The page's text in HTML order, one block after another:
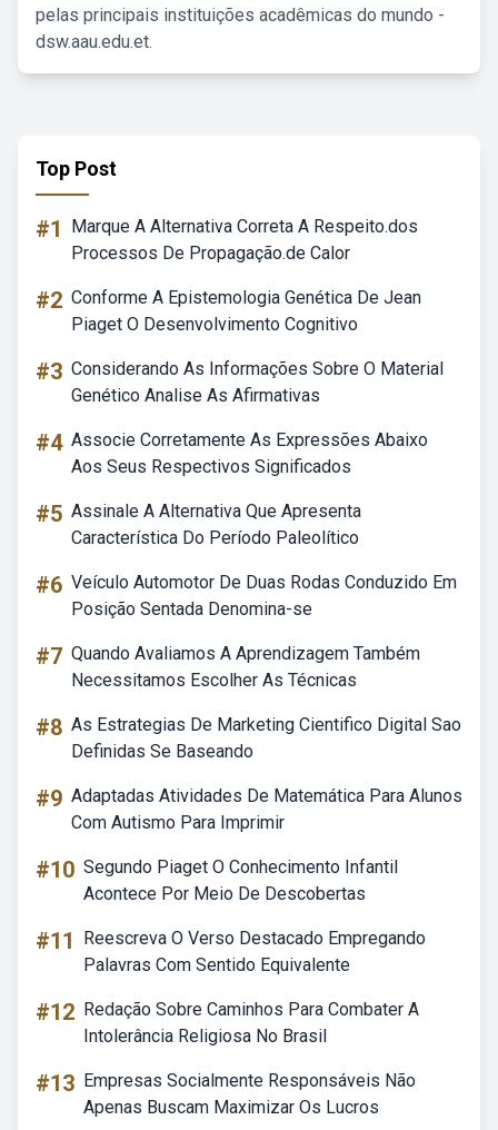
pelas principais instituições acadêmicas do mundo -
dsw.aau.edu.et.
Top Post
#1
Marque A Alternativa Correta A Respeito.dos
Processos De Propagação.de Calor
#2 Conforme A Epistemologia Genética De Jean
Piaget O Desenvolvimento Cognitivo
#3 Considerando As Informações Sobre O Material
Genético Analise As Afirmativas
#4 Associe Corretamente As Expressões Abaixo
Aos Seus Respectivos Significados
#5 Assinale A Alternativa Que Apresenta
Característica Do Período Paleolítico
#6 Veículo Automotor De Duas Rodas Conduzido Em
Posição Sentada Denomina-se
#7 Quando Avaliamos A Aprendizagem Também
Necessitamos Escolher As Técnicas
#8 As Estrategias De Marketing Cientifico Digital Sao
Definidas Se Baseando
#9 Adaptadas Atividades De Matemática Para Alunos
Com Autismo Para Imprimir
#10 Segundo Piaget O Conhecimento Infantil
Acontece Por Meio De Descobertas
#11
Reescreva O Verso Destacado Empregando
Palavras Com Sentido Equivalente
#12 Redação Sobre Caminhos Para Combater A
Intolerância Religiosa No Brasil
#13 Empresas Socialmente Responsáveis Não
Apenas Buscam Maximizar Os Lucros